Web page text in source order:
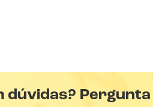
dúvidas? Pergunta